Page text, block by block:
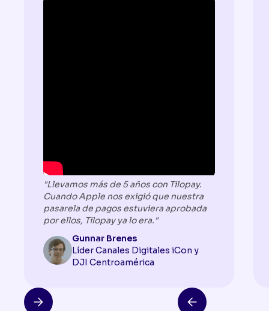
"Llevamos más de 5 años con Tilopay.
Cuando Apple nos exigió que nuestra
pasarela de pagos estuviera aprobada
por ellos, Tilopay ya lo era."
Gunnar Brenes
Líder Canales Digitales iCon y
DJI Centroamérica